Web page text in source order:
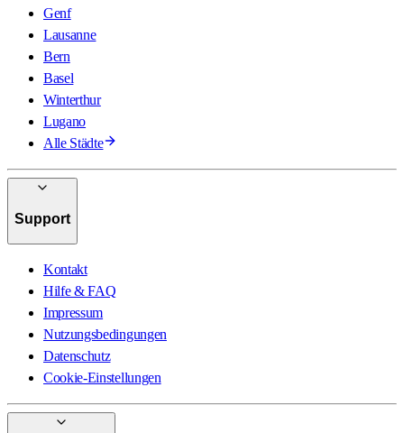
Genf
Lausanne
Bern
Basel
Winterthur
Lugano
Alle Städte
Support
Kontakt
Hilfe & FAQ
Impressum
Nutzungsbedingungen
Datenschutz
Cookie-Einstellungen